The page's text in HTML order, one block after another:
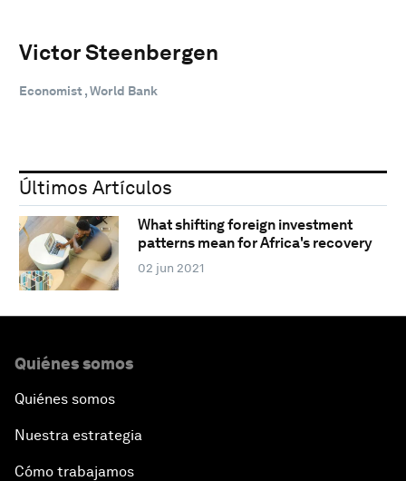
Victor Steenbergen
Economist , World Bank
Últimos Artículos
What shifting foreign investment
patterns mean for Africa's recovery
02 jun 2021
Quiénes somos
Quiénes somos
Nuestra estrategia
Cómo trabajamos